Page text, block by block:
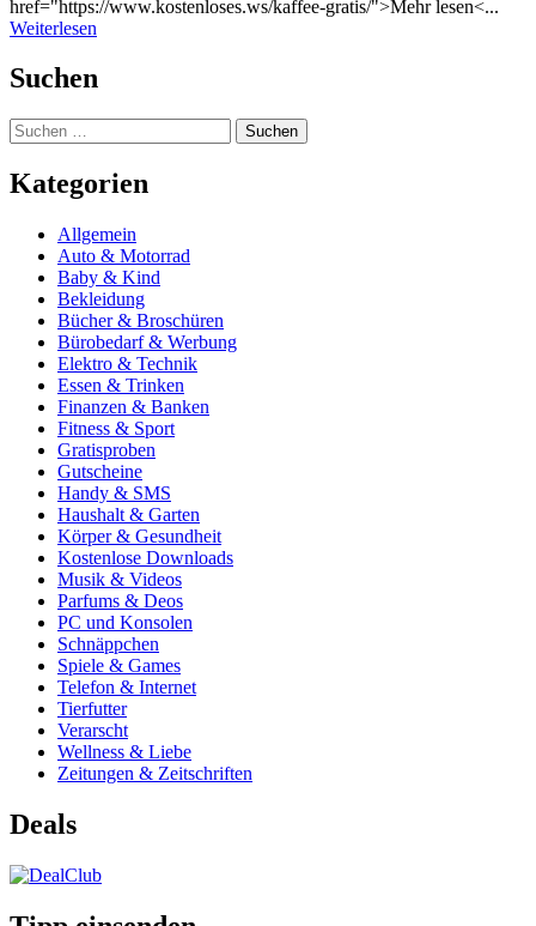
href="https://www.kostenloses.ws/kaffee-gratis/">Mehr lesen<...
Weiterlesen
Suchen
Suchen
nach:
Kategorien
Allgemein
Auto & Motorrad
Baby & Kind
Bekleidung
Bücher & Broschüren
Bürobedarf & Werbung
Elektro & Technik
Essen & Trinken
Finanzen & Banken
Fitness & Sport
Gratisproben
Gutscheine
Handy & SMS
Haushalt & Garten
Körper & Gesundheit
Kostenlose Downloads
Musik & Videos
Parfums & Deos
PC und Konsolen
Schnäppchen
Spiele & Games
Telefon & Internet
Tierfutter
Verarscht
Wellness & Liebe
Zeitungen & Zeitschriften
Deals